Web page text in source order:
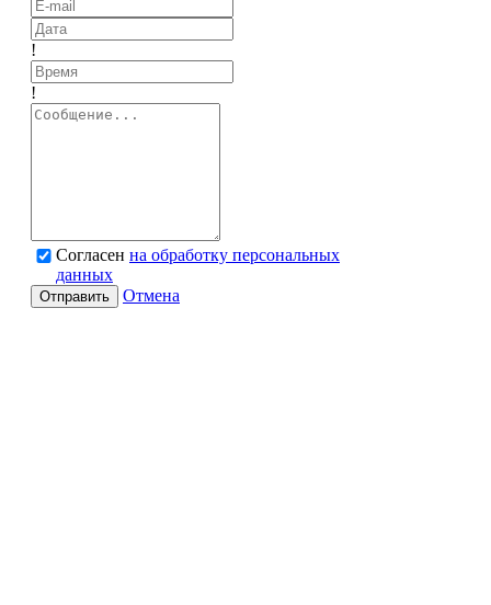
!
!
Согласен на обработку персональных
данных
Отправить Отмена